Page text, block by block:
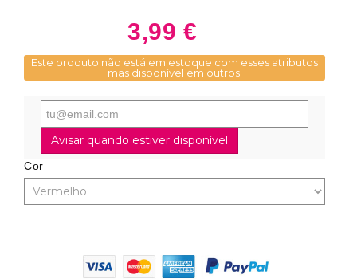
3,99 €
Este produto não está em estoque com esses atributos
mas disponível em outros.
Avisar quando estiver disponível
Cor